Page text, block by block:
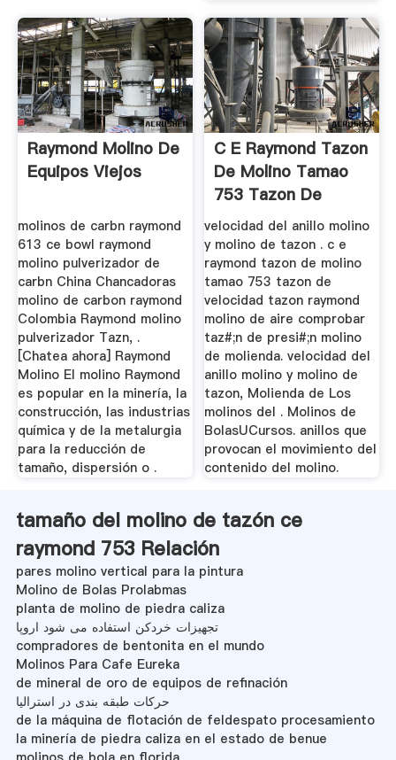
Raymond Molino De
Equipos Viejos
molinos de carbn raymond
613 ce bowl raymond
molino pulverizador de
carbn China Chancadoras
molino de carbon raymond
Colombia Raymond molino
pulverizador Tazn, .
[Chatea ahora] Raymond
Molino El molino Raymond
es popular en la minería, la
construcción, las industrias
química y de la metalurgia
para la reducción de
tamaño, dispersión o .
C E Raymond Tazon
De Molino Tamao
753 Tazon De
Velocidad
velocidad del anillo molino
y molino de tazon . c e
raymond tazon de molino
tamao 753 tazon de
velocidad tazon raymond
molino de aire comprobar
taz#;n de presi#;n molino
de molienda. velocidad del
anillo molino y molino de
tazon, Molienda de Los
molinos del . Molinos de
BolasUCursos. anillos que
provocan el movimiento del
contenido del molino.
tamaño del molino de tazón ce
raymond 753 Relación
pares molino vertical para la pintura
Molino de Bolas Prolabmas
planta de molino de piedra caliza
تجهیزات خردکن استفاده می شود اروپا
compradores de bentonita en el mundo
Molinos Para Cafe Eureka
de mineral de oro de equipos de refinación
حرکات طبقه بندی در استرالیا
de la máquina de flotación de feldespato procesamiento
la minería de piedra caliza en el estado de benue